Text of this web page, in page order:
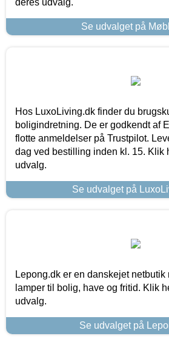
deres udvalg.
Se udvalget på
Hos LuxoLiving.dk finder du
boligindretning. De er godkendt af
flotte anmeldelser på Trustpilot.
dag ved bestilling inden kl. 15. Klik
udvalg.
Se udvalget på
Lepong.dk er en danskejet netbutik
lamper til bolig, have og fritid. Klik
udvalg.
Se udvalget på